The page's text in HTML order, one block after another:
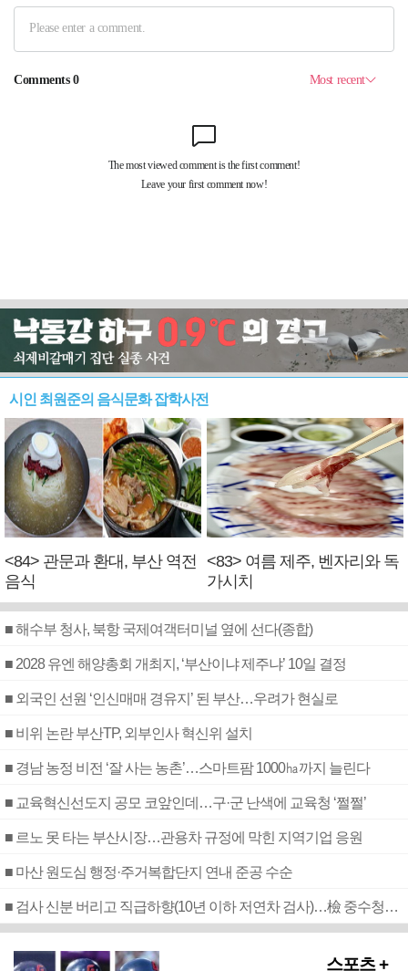
시인 최원준의 음식문화 잡학사전
<84> 관문과 환대, 부산 역전
음식
<83> 여름 제주, 벤자리와 독
가시치
■ 해수부 청사, 북항 국제여객터미널 옆에 선다(종합)
■ 2028 유엔 해양총회 개최지, ‘부산이냐 제주냐’ 10일 결정
■ 외국인 선원 ‘인신매매 경유지’ 된 부산…우려가 현실로
■ 비위 논란 부산TP, 외부인사 혁신위 설치
■ 경남 농정 비전 ‘잘 사는 농촌’…스마트팜 1000㏊까지 늘린다
■ 교육혁신선도지 공모 코앞인데…구·군 난색에 교육청 ‘쩔쩔’
■ 르노 못 타는 부산시장…관용차 규정에 막힌 지역기업 응원
■ 마산 원도심 행정·주거복합단지 연내 준공 수순
■ 검사 신분 버리고 직급하향(10년 이하 저연차 검사)…檢 중수청행 기피
스포츠 +